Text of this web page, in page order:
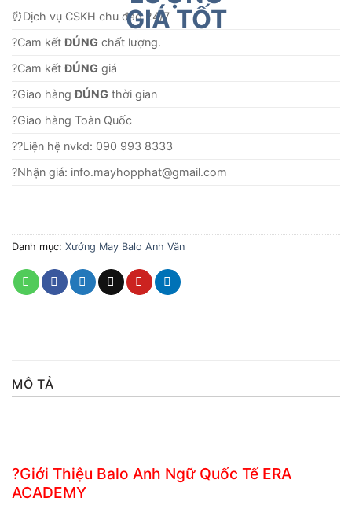
⏰Dịch vụ CSKH chu đáo 24/7
?Cam kếtĐÚNG chất lượng.
?Cam kếtĐÚNG giá
?Giao hàngĐÚNG thời gian
?Giao hàng Toàn Quốc
??Liện hệ nvkd: 090 993 8333
?Nhận giá: info.mayhopphat@gmail.com
Danh mục: Xưởng May Balo Anh Văn
MÔ TẢ
?Giới Thiệu Balo Anh Ngữ Quốc Tế ERA
ACADEMY